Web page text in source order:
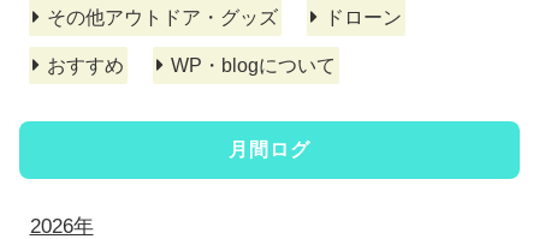
その他アウトドア・グッズ ドローン
おすすめ WP・blogについて
月間ログ
2026年